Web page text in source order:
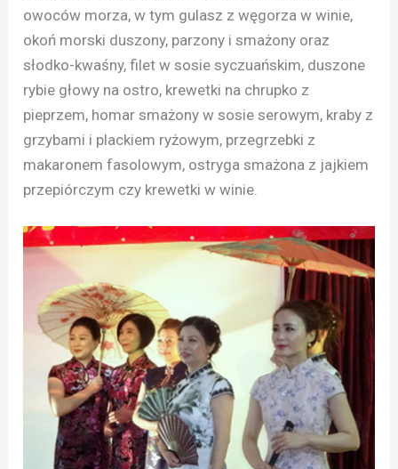
owoców morza, w tym gulasz z węgorza w winie,
okoń morski duszony, parzony i smażony oraz
słodko-kwaśny, filet w sosie syczuańskim, duszone
rybie głowy na ostro, krewetki na chrupko z
pieprzem, homar smażony w sosie serowym, kraby z
grzybami i plackiem ryżowym, przegrzebki z
makaronem fasolowym, ostryga smażona z jajkiem
przepiórczym czy krewetki w winie.